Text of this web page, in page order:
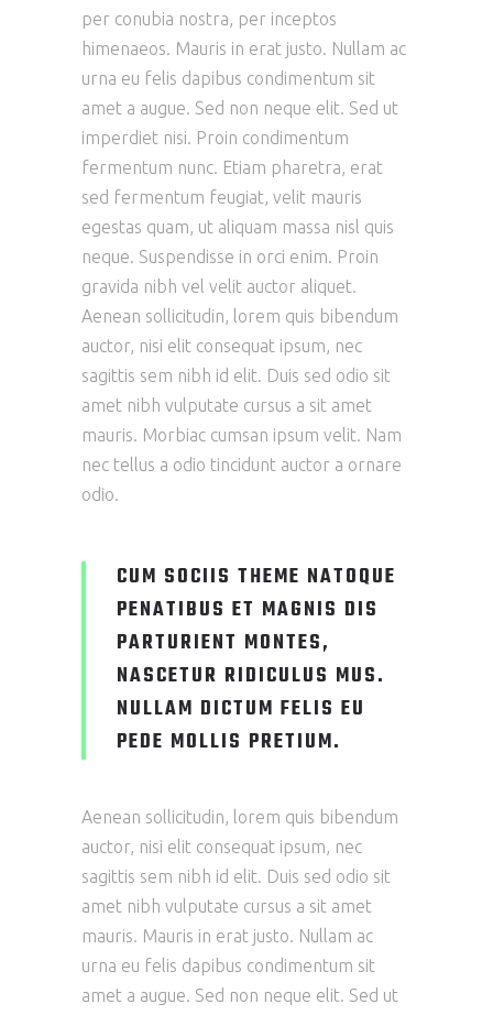
per conubia nostra, per inceptos
himenaeos. Mauris in erat justo. Nullam ac
urna eu felis dapibus condimentum sit
amet a augue. Sed non neque elit. Sed ut
imperdiet nisi. Proin condimentum
fermentum nunc. Etiam pharetra, erat
sed fermentum feugiat, velit mauris
egestas quam, ut aliquam massa nisl quis
neque. Suspendisse in orci enim. Proin
gravida nibh vel velit auctor aliquet.
Aenean sollicitudin, lorem quis bibendum
auctor, nisi elit consequat ipsum, nec
sagittis sem nibh id elit. Duis sed odio sit
amet nibh vulputate cursus a sit amet
mauris. Morbiac cumsan ipsum velit. Nam
nec tellus a odio tincidunt auctor a ornare
odio.
CUM SOCIIS THEME NATOQUE
PENATIBUS ET MAGNIS DIS
PARTURIENT MONTES,
NASCETUR RIDICULUS MUS.
NULLAM DICTUM FELIS EU
PEDE MOLLIS PRETIUM.
Aenean sollicitudin, lorem quis bibendum
auctor, nisi elit consequat ipsum, nec
sagittis sem nibh id elit. Duis sed odio sit
amet nibh vulputate cursus a sit amet
mauris. Mauris in erat justo. Nullam ac
urna eu felis dapibus condimentum sit
amet a augue. Sed non neque elit. Sed ut